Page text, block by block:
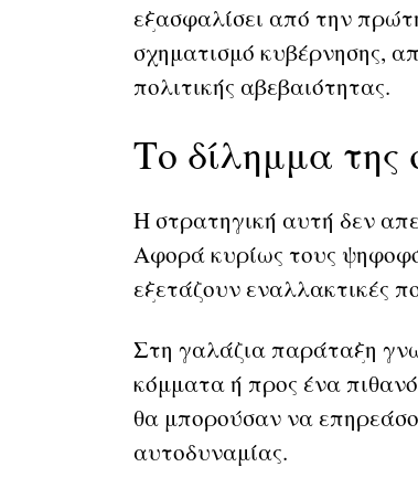
εξασφαλίσει από την
σχηματισμό κυβέρνησης,
πολιτικής αβεβαιότητας.
Το δίλημμα της
Η στρατηγική αυτή δεν
Αφορά κυρίως τους
εξετάζουν εναλλακτικές
Στη γαλάζια παράταξη
κόμματα ή προς ένα
θα μπορούσαν να
αυτοδυναμίας.